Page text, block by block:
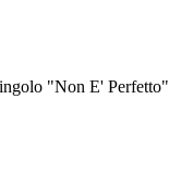
"Non E' Perfetto"